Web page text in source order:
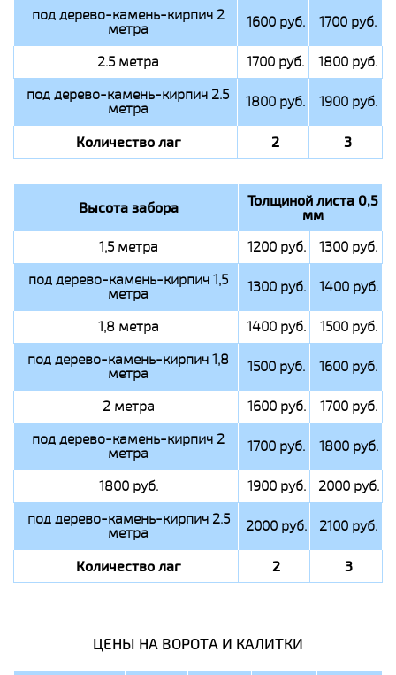
под дерево-камень-кирпич 2
метра 1600 руб. 1700 руб.
2.5 метра 1700 руб.
1800 руб.
под дерево-камень-кирпич 2.5
метра 1800 руб. 1900 руб.
Количество лаг 2 3
Высота забора Толщиной листа 0,5
мм
1,5 метра 1200 руб.
1300 руб.
под дерево-камень-кирпич 1,5
метра 1300 руб. 1400 руб.
1,8 метра 1400 руб.
1500 руб.
под дерево-камень-кирпич 1,8
метра 1500 руб. 1600 руб.
2 метра 1600 руб.
1700 руб.
под дерево-камень-кирпич 2
метра 1700 руб. 1800 руб.
1800 руб. 1900 руб.
2000 руб.
под дерево-камень-кирпич 2.5
метра 2000 руб. 2100 руб.
Количество лаг 2 3
ЦЕНЫ НА ВОРОТА И КАЛИТКИ